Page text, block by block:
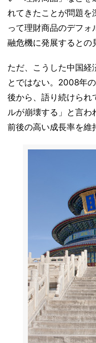
れてきたことが問題を
って理財商品のデフォ
融危機に発展するとの
ただ、こうした中国経
とではない。2008年
後から、語り続けられ
ルが崩壊する」と言わ
前後の高い成長率を維